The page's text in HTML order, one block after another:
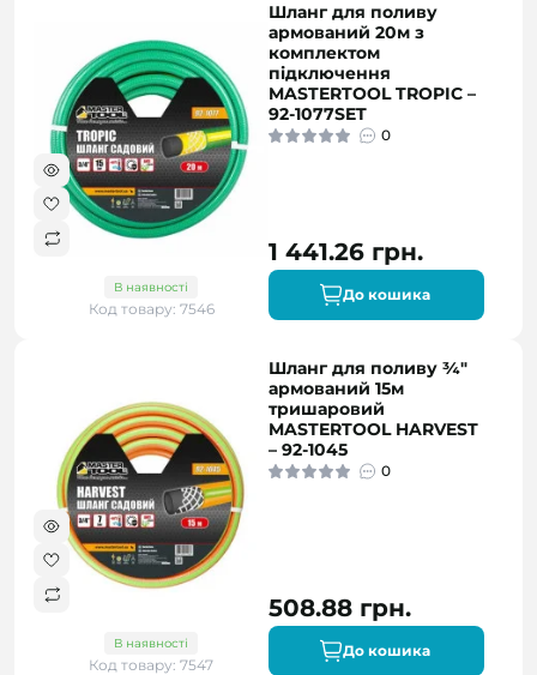
В наявності
Код товару: 7546
Шланг для поливу
армований 20м з
комплектом
підключення
MASTERTOOL TROPIC –
92-1077SET
0
1 441.26 грн.
До кошика
В наявності
Код товару: 7547
Шланг для поливу ¾"
армований 15м
тришаровий
MASTERTOOL HARVEST
– 92-1045
0
508.88 грн.
До кошика